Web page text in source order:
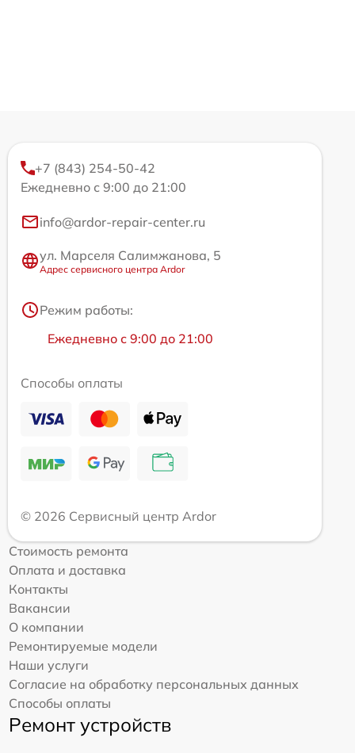
+7 (843) 254-50-42
Ежедневно с 9:00 до 21:00
info@ardor-repair-center.ru
ул. Марселя Салимжанова, 5
Адрес сервисного центра Ardor
Режим работы:
Ежедневно с 9:00 до 21:00
Способы оплаты
© 2026 Сервисный центр Ardor
Стоимость ремонта
Оплата и доставка
Контакты
Вакансии
О компании
Ремонтируемые модели
Наши услуги
Согласие на обработку персональных данных
Способы оплаты
Ремонт устройств